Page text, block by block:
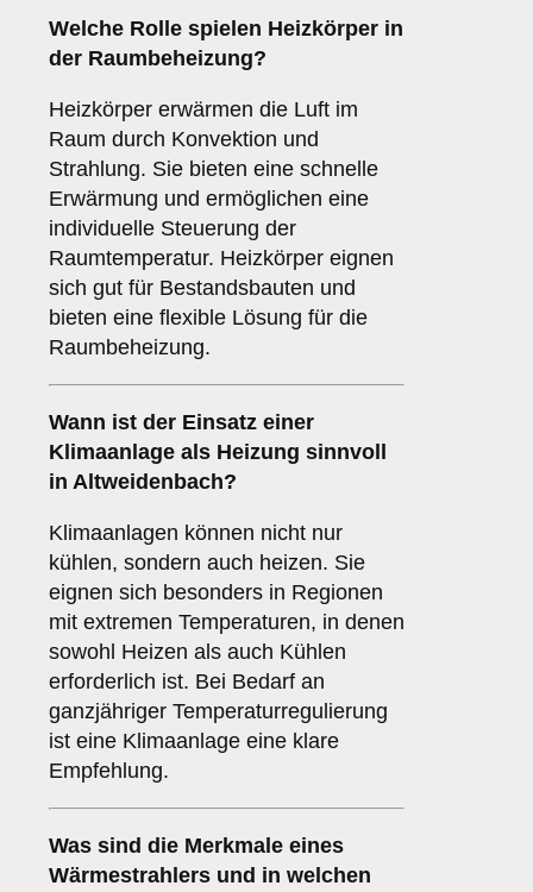
Welche Rolle spielen Heizkörper in
der Raumbeheizung?
Heizkörper erwärmen die Luft im
Raum durch Konvektion und
Strahlung. Sie bieten eine schnelle
Erwärmung und ermöglichen eine
individuelle Steuerung der
Raumtemperatur. Heizkörper eignen
sich gut für Bestandsbauten und
bieten eine flexible Lösung für die
Raumbeheizung.
Wann ist der Einsatz einer
Klimaanlage als Heizung sinnvoll
in Altweidenbach?
Klimaanlagen können nicht nur
kühlen, sondern auch heizen. Sie
eignen sich besonders in Regionen
mit extremen Temperaturen, in denen
sowohl Heizen als auch Kühlen
erforderlich ist. Bei Bedarf an
ganzjähriger Temperaturregulierung
ist eine Klimaanlage eine klare
Empfehlung.
Was sind die Merkmale eines
Wärmestrahlers und in welchen